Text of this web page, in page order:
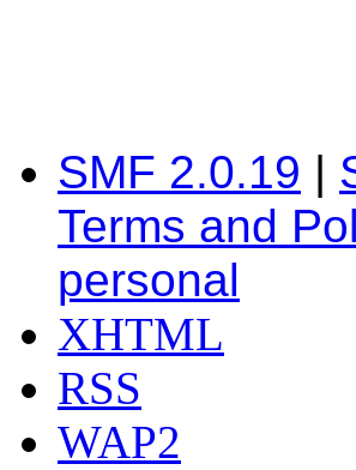
SMF 2.0.19 |
Terms and
personal
XHTML
RSS
WAP2